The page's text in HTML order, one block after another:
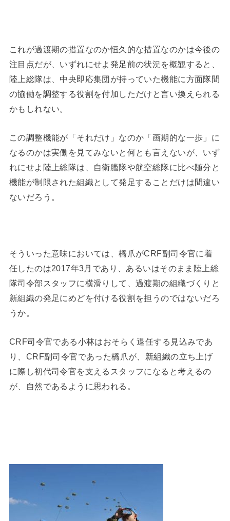
これが過渡期の措置なのか恒久的な措置なのかは今後の
注目点だが、いずれにせよ発足前の状況を概観すると、
陸上総隊は、中央即応集団が持っていた機能に方面隊間
の協働を調整する役割を付加しただけと言い換えられる
かもしれない。
この調整機能が「それだけ」なのか「画期的な一歩」に
なるのかは実働を見てみないと何とも言えないが、いず
れにせよ陸上総隊は、自衛艦隊や航空総隊に比べ随分と
機能が制限された組織として発足することだけは間違い
ないだろう。
そういった意味においては、橋爪がCRF副司令官に着
任したのは2017年3月であり、あるいはそのまま陸上総
隊司令部スタッフに横滑りして、過渡期の組織づくりと
新組織の発足にめどを付ける役割を担うのではないだろ
うか。
CRF司令官である小林はおそらく退任する見込みであ
り、CRF副司令官であった橋爪が、新組織の立ち上げ
に際し初代司令官を支えるスタッフになると考えるの
が、自然であるように思われる。